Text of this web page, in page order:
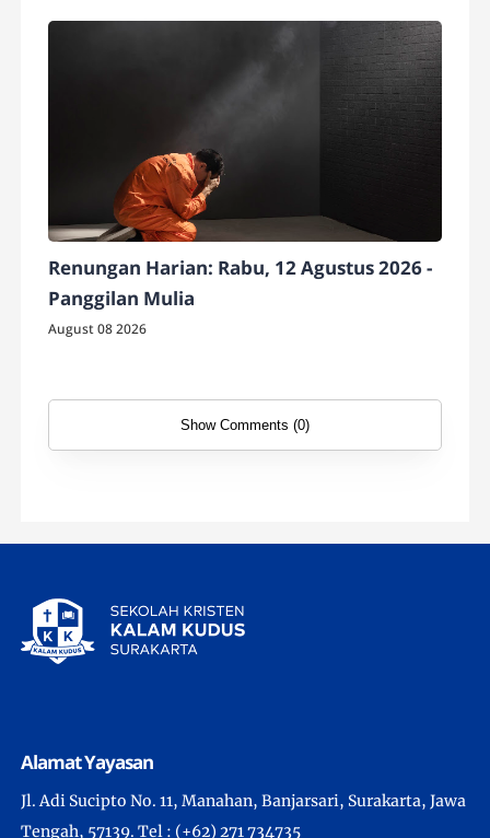
Renungan Harian: Rabu, 12 Agustus 2026 -
Panggilan Mulia
August 08 2026
Show Comments (0)
Alamat Yayasan
Jl. Adi Sucipto No. 11, Manahan, Banjarsari, Surakarta, Jawa
Tengah, 57139. Tel : (+62) 271 734735